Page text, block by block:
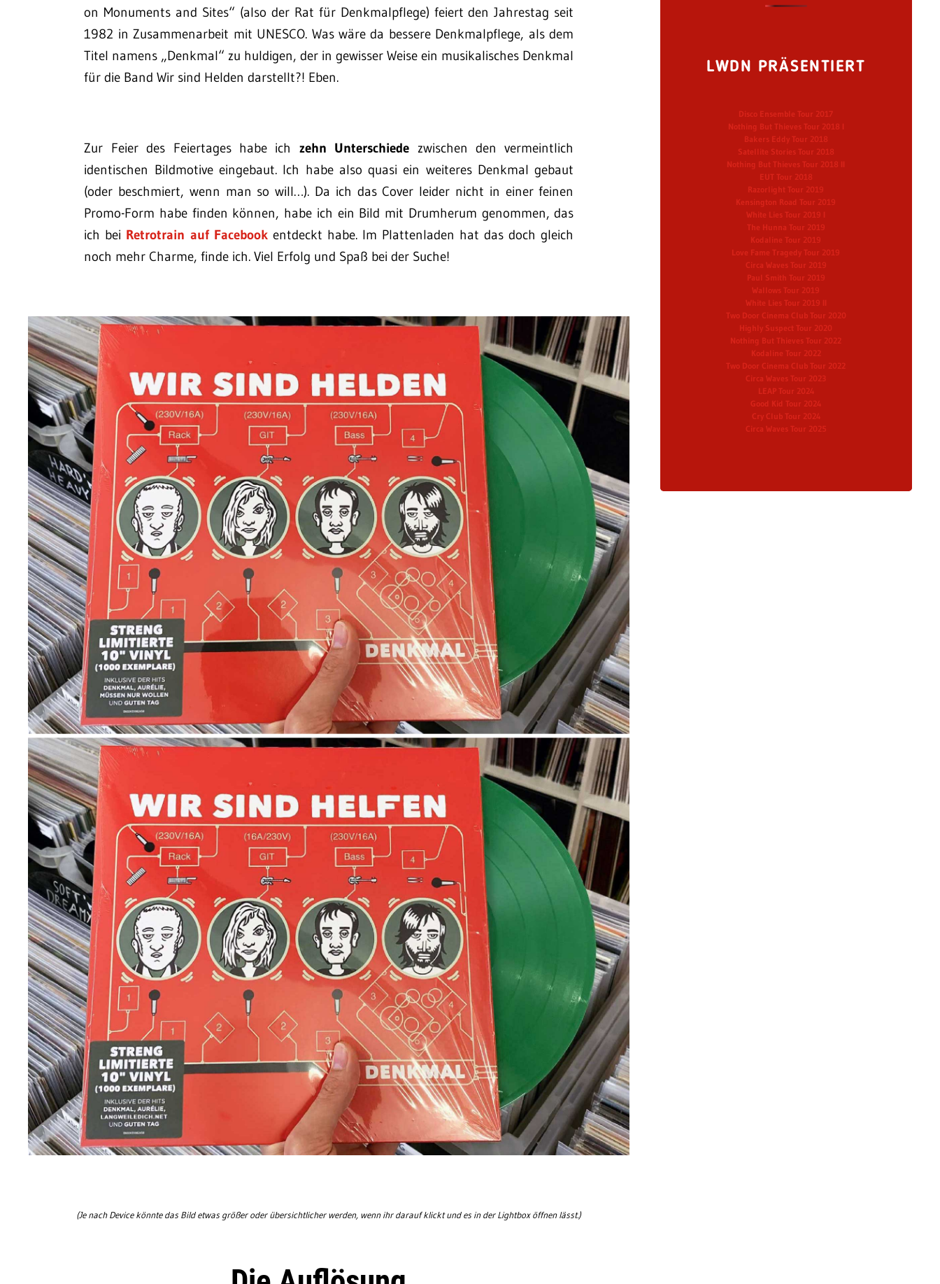
on Monuments and Sites“ (also der Rat für Denkmalpflege) feiert den Jahrestag seit
1982 in Zusammenarbeit mit UNESCO. Was wäre da bessere Denkmalpflege, als dem
Titel namens „Denkmal“ zu huldigen, der in gewisser Weise ein musikalisches Denkmal
für die Band Wir sind Helden darstellt?! Eben.
Zur Feier des Feiertages habe ich zehn Unterschiede zwischen den vermeintlich
identischen Bildmotive eingebaut. Ich habe also quasi ein weiteres Denkmal gebaut
(oder beschmiert, wenn man so will…). Da ich das Cover leider nicht in einer feinen
Promo-Form habe finden können, habe ich ein Bild mit Drumherum genommen, das
ich bei Retrotrain auf Facebookentdeckt habe. Im Plattenladen hat das doch gleich
noch mehr Charme, finde ich. Viel Erfolg und Spaß bei der Suche!
(Je nach Device könnte das Bild etwas größer oder übersichtlicher werden, wenn ihr darauf klickt und es in der Lightbox öffnen lässt.)
LWDN PRÄSENTIERT
Disco Ensemble Tour 2017
Nothing But Thieves Tour 2018 I
Bakers Eddy Tour 2018
Satellite Stories Tour 2018
Nothing But Thieves Tour 2018 II
EUT Tour 2018
Razorlight Tour 2019
Kensington Road Tour 2019
White Lies Tour 2019 I
The Hunna Tour 2019
Kodaline Tour 2019
Love Fame Tragedy Tour 2019
Circa Waves Tour 2019
Paul Smith Tour 2019
Wallows Tour 2019
White Lies Tour 2019 II
Two Door Cinema Club Tour 2020
Highly Suspect Tour 2020
Nothing But Thieves Tour 2022
Kodaline Tour 2022
Two Door Cinema Club Tour 2022
Circa Waves Tour 2023
LEAP Tour 2024
Good Kid Tour 2024
Cry Club Tour 2024
Circa Waves Tour 2025